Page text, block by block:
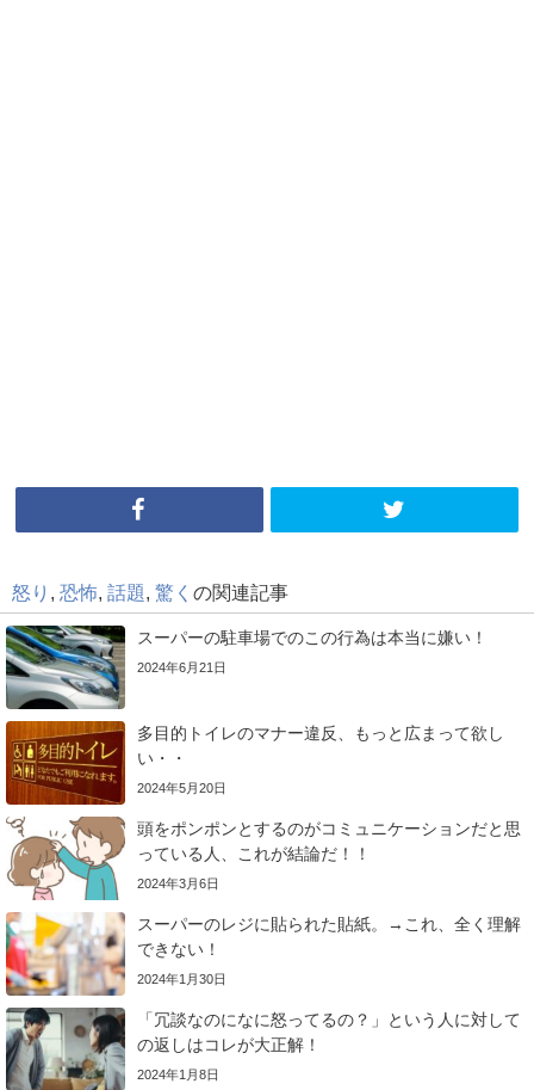
怒り , 恐怖, 話題, 驚く の関連記事
スーパーの駐車場でのこの行為は本当に嫌い！
2024年6月21日
多目的トイレのマナー違反、もっと広まって欲し
い・・
2024年5月20日
頭をポンポンとするのがコミュニケーションだと思
っている人、これが結論だ！！
2024年3月6日
スーパーのレジに貼られた貼紙。→これ、全く理解
できない！
2024年1月30日
「冗談なのになに怒ってるの？」という人に対して
の返しはコレが大正解！
2024年1月8日